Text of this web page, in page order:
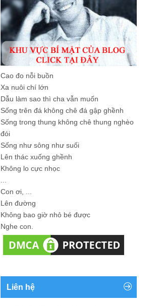
Cao đo nỗi buồn
Xa nuôi chí lớn
Dẫu làm sao thì cha vẫn muốn
Sống trên đá không chê đá gập ghềnh
Sống trong thung không chê thung nghèo
đói
Sống như sông như suối
Lên thác xuống ghềnh
Không lo cực nhọc
Con ơi, ...
Lên đường
Không bao giờ nhỏ bé được
Nghe con.
Liên hệ